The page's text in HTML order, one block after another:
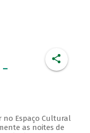
no Espaço Cultural
as noites de